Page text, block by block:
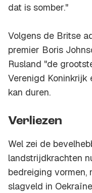
dat is somber."
Volgens de Britse
premier Boris
Rusland "de
Verenigd Koninkrijk
kan duren.
Verliezen
Wel zei de
landstrijdkrachten
bedreiging vormen,
slagveld in